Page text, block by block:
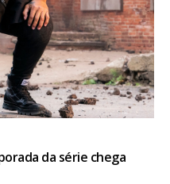
da série chega